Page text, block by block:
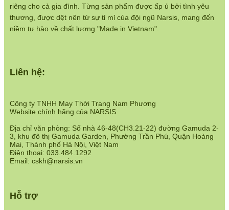
Chính sách bán hàng:
https://www.narsis.vn/chinh-sach-ban-hang
Công ty TNHH May Thời Trang Nam Phương
Website chính hãng của NARSIS
Địa chỉ văn phòng: Số nhà 46-48(CH3.21-22) đường Gamuda 2-
3, khu đô thị Gamuda Garden, Phường Trần Phú, Quận Hoàng
Mai, Thành phố Hà Nội, Việt Nam
Điện thoại: 033.484.1292
Email: cskh@narsis.vn
Hỗ trợ
Liên hệ:
riêng cho cả gia đình. Từng sản phẩm được ấp ủ bởi tình yêu
thương, được dệt nên từ sự tỉ mỉ của đội ngũ Narsis, mang đến
niềm tự hào về chất lượng "Made in Vietnam".